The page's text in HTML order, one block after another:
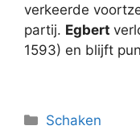
verkeerde
partij. Egbert
1593) en blijft
Categorieën
Schaken